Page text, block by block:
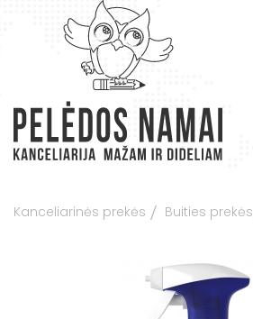
Kanceliarinės prekės Buities prekės